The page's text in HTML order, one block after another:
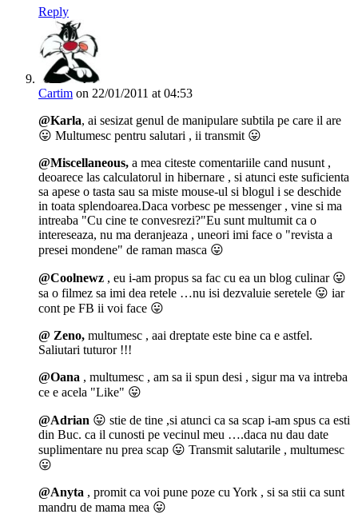
Reply
Cartim on 22/01/2011 at 04:53
@Karla, ai sesizat genul de manipulare subtila pe care il are
😛 Multumesc pentru salutari , ii transmit 😛
@Miscellaneous, a mea citeste comentariile cand nusunt ,
deoarece las calculatorul in hibernare , si atunci este suficienta
sa apese o tasta sau sa miste mouse-ul si blogul i se deschide
in toata splendoarea.Daca vorbesc pe messenger , vine si ma
intreaba "Cu cine te convesrezi?"Eu sunt multumit ca o
intereseaza, nu ma deranjeaza , uneori imi face o "revista a
presei mondene" de raman masca 😛
@Coolnewz , eu i-am propus sa fac cu ea un blog culinar 😛
sa o filmez sa imi dea retele …nu isi dezvaluie seretele 😛 iar
cont pe FB ii voi face 😛
@ Zeno, multumesc , aai dreptate este bine ca e astfel.
Saliutari tuturor !!!
@Oana , multumesc , am sa ii spun desi , sigur ma va intreba
ce e acela "Like" 😛
@Adrian 😛 stie de tine ,si atunci ca sa scap i-am spus ca esti
din Buc. ca il cunosti pe vecinul meu ….daca nu dau date
suplimentare nu prea scap 😛 Transmit salutarile , multumesc
😛
@Anyta , promit ca voi pune poze cu York , si sa stii ca sunt
mandru de mama mea 😛